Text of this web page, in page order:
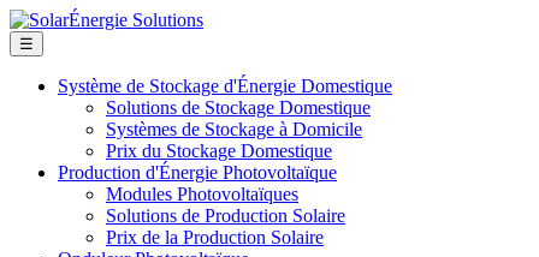
☰
Système de Stockage d'Énergie Domestique
Solutions de Stockage Domestique
Systèmes de Stockage à Domicile
Prix du Stockage Domestique
Production d'Énergie Photovoltaïque
Modules Photovoltaïques
Solutions de Production Solaire
Prix de la Production Solaire